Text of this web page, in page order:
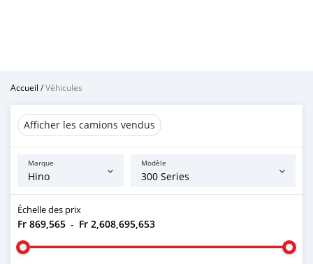
Accueil /Véhicules
Afficher les camions vendus
Marque Modèle
Échelle des prix
Fr 869,565 - Fr 2,608,695,653